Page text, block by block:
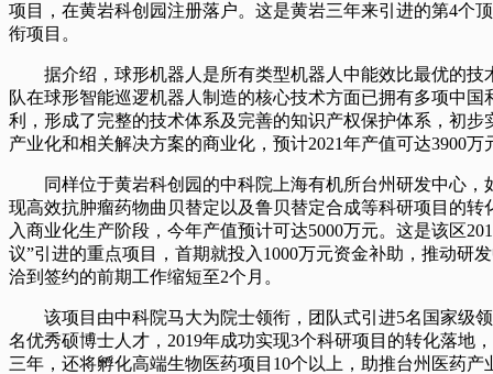
项目，在黄岩科创园注册落户。这是黄岩三年来引进的第4个
衔项目。
据介绍，球形机器人是所有类型机器人中能效比最优的技
队在球形智能巡逻机器人制造的核心技术方面已拥有多项中国
利，形成了完整的技术体系及完善的知识产权保护体系，初步
产业化和相关解决方案的商业化，预计2021年产值可达3900万
同样位于黄岩科创园的中科院上海有机所台州研发中心，
现高效抗肿瘤药物曲贝替定以及鲁贝替定合成等科研项目的转
入商业化生产阶段，今年产值预计可达5000万元。这是该区
议”引进的重点项目，首期就投入1000万元资金补助，推动研
洽到签约的前期工作缩短至2个月。
该项目由中科院马大为院士领衔，团队式引进5名国家级领
名优秀硕博士人才，2019年成功实现3个科研项目的转化落地
三年，还将孵化高端生物医药项目10个以上，助推台州医药产